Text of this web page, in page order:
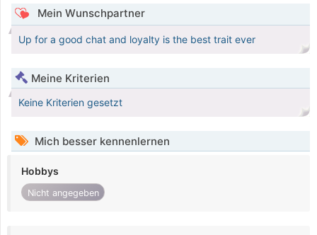
Mein Wunschpartner
Up for a good chat and loyalty is the best trait ever
Meine Kriterien
Keine Kriterien gesetzt
Mich besser kennenlernen
Hobbys
Nicht angegeben